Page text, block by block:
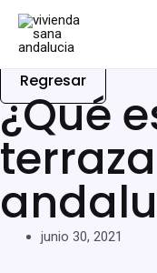
Regresar
¿Qué
junio 30, 2021